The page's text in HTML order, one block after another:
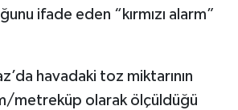
ifade eden “kırmızı alarm”
havadaki toz miktarının
metreküp olarak ölçüldüğü